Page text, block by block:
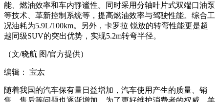
能、燃油效率和车内静谧性。同时采用分轴叶片式双端口油泵
等技术、革新控制系统等，提高燃油效率与驾驶性能。综合工
况油耗为5.9L/100km。另外，卡罗拉 锐放的转弯性能更是超
越同级SUV的突出优势，实现5.2m转弯半径。
（文/晓航 图/官方提供）
编辑： 宝厷
随着我国的汽车保有量日益增加，汽车使用产生的质量、销
售、售后等问题也逐渐增加。为了更好维护消费者的权威，羊